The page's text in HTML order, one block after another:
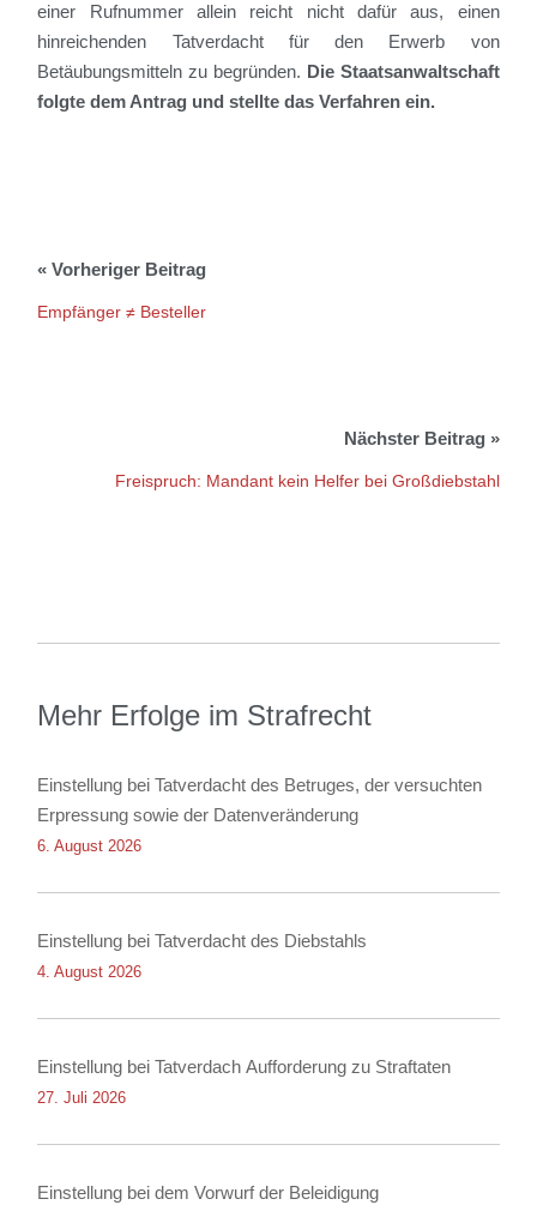
einer Rufnummerallein reicht nicht dafür aus, einen
hinreichenden Tatverdacht fürden Erwerb von
Betäubungsmitteln zu begründen. Die Staatsanwaltschaft
folgte dem Antrag und stellte das Verfahren ein.
Empfänger ≠ Besteller
Freispruch: Mandant kein Helfer bei Großdiebstahl
Mehr Erfolge im Strafrecht
Einstellung bei Tatverdacht des Betruges, der versuchten
Erpressung sowie der Datenveränderung
6. August 2026
Einstellung bei Tatverdacht des Diebstahls
4. August 2026
Einstellung bei Tatverdach Aufforderung zu Straftaten
27. Juli 2026
Einstellung bei dem Vorwurf der Beleidigung